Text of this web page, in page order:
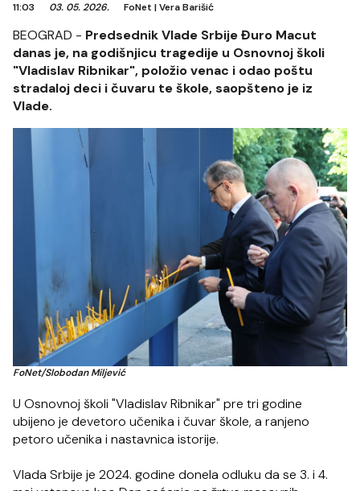
11:03 03. 05. 2026. FoNet |Vera Barišić
BEOGRAD - Predsednik Vlade Srbije Đuro Macut
danas je, na godišnjicu tragedije u Osnovnoj školi
"Vladislav Ribnikar", položio venac i odao poštu
stradaloj deci i čuvaru te škole, saopšteno je iz
Vlade.
FoNet/Slobodan Miljević
U Osnovnoj školi "Vladislav Ribnikar" pre tri godine
ubijeno je devetoro učenika i čuvar škole, a ranjeno
petoro učenika i nastavnica istorije.
Vlada Srbije je 2024. godine donela odluku da se 3. i 4.